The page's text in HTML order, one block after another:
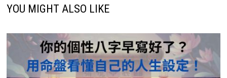
YOU MIGHT ALSO LIKE